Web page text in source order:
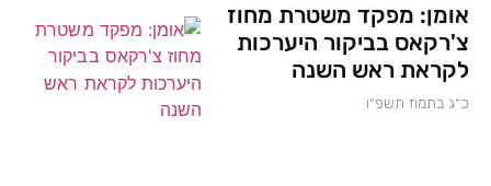
אומן: מפקד משטרת מחוז
צ'רקאס בביקור היערכות
לקראת ראש השנה
כ״ג בתמוז תשפ״ו